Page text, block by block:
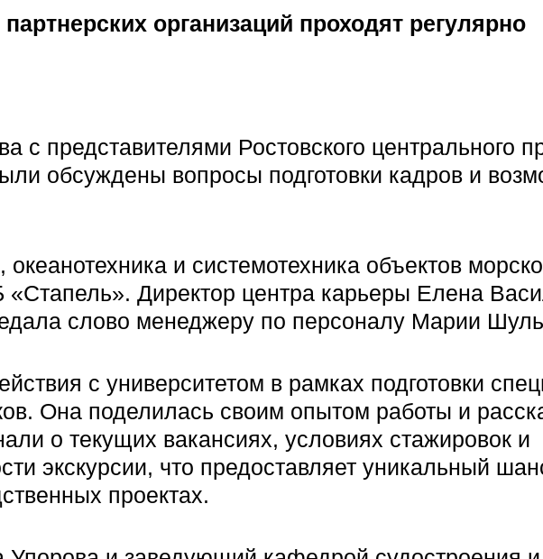
организаций проходят регулярно
Ростовского центрального
обсуждены вопросы подготовки кадров и
и системотехника объектов
Директор центра карьеры Елена
слово менеджеру по персоналу Марии
с университетом в рамках подготовки
Она поделилась своим опытом работы и
о текущих вакансиях, условиях стажировок и
экскурсии, что предоставляет уникальный
проектах.